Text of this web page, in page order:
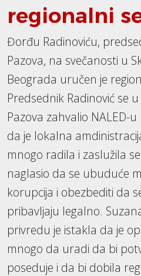
regionalni
Đorđu Radinoviću,
Pazova, na svečanosti u
Beograda uručen je
Predsednik Radinović se u
Pazova zahvalio NALED-
da je lokalna
mnogo radila i zaslužila
naglasio da se ubuduće
korupcija i obezbediti da
pribavljaju legalno.
privredu je istakla da je
mnogo da uradi da bi
poseduje i da bi dobila